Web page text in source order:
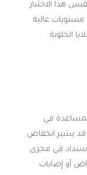
هذا الاختبار
مستويات عالية
الخلوية.
في
يشير انخفاض
في مجرى
أو إصابات